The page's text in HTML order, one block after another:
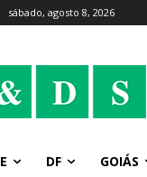
sábado, agosto 8, 2026
DF GOIÁS